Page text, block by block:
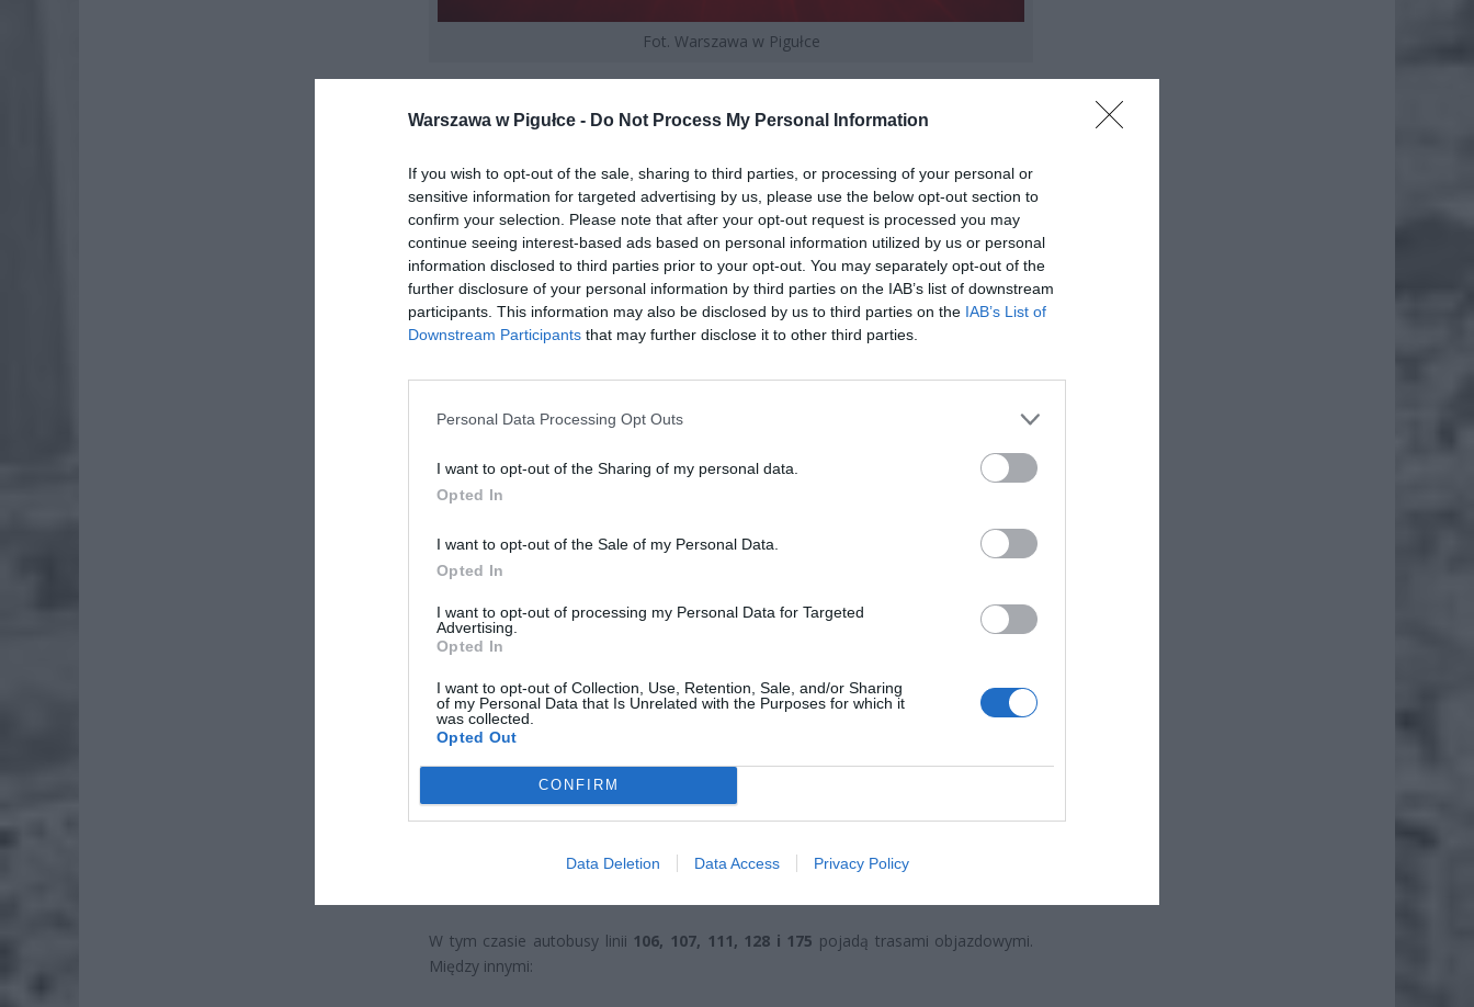
Warszawa w Pigułce - Do Not Process My Personal Information
If you wish to opt-out of the sale, sharing to third parties, or processing of your personal or
sensitive information for targeted advertising by us, please use the below opt-out section to
confirm your selection. Please note that after your opt-out request is processed you may
continue seeing interest-based ads based on personal information utilized by us or personal
information disclosed to third parties prior to your opt-out. You may separately opt-out of the
further disclosure of your personal information by third parties on the IAB’s list of downstream
participants. This information may also be disclosed by us to third parties on the IAB’s List of
Downstream Participants that may further disclose it to other third parties.
Personal Data Processing Opt Outs
I want to opt-out of the Sharing of my personal data.
Opted In
I want to opt-out of the Sale of my Personal Data.
Opted In
I want to opt-out of processing my Personal Data for Targeted
Advertising.
Opted In
I want to opt-out of Collection, Use, Retention, Sale, and/or Sharing
of my Personal Data that Is Unrelated with the Purposes for which it
was collected.
Opted Out
CONFIRM
Data Deletion Data Access Privacy Policy
Fot. Warszawa w Pigułce
WARSZAWY
Z powodu uroczystości odgodziny 11:00 do 15:00 zamknięte zostaną:
ad
ZOBACZ RÓWNIEŻ:
Lidl przecenił hit do kuchni. Air fryer tańszy aż o 150 zł, a to dopiero
początek
Pieniądze dla milionów polskich rodzin. ZUS wypłacił już 173 mln zł.
Wnioski wciąż można składać
plac Piłsudskiego,
ulica Królewska– na odcinku od Marszałkowskiej do Krakowskiego
W tym czasie autobusy linii 106, 107, 111, 128 i 175 pojadą trasami objazdowymi.
Między innymi: